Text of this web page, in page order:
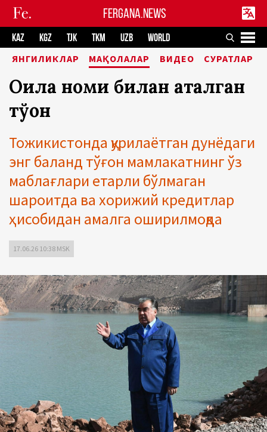
FERGANA.NEWS
KAZ KGZ TJK TKM UZB WORLD
ЯНГИЛИКЛАР МАҚОЛАЛАР ВИДЕО СУРАТЛАР
Оила номи билан аталган
тўғон
Тожикистонда қурилаётган дунёдаги
энг баланд тўғон мамлакатнинг ўз
маблағлари етарли бўлмаган
шароитда ва хорижий кредитлар
ҳисобидан амалга оширилмоқда
17.06.26 10:38 MSK